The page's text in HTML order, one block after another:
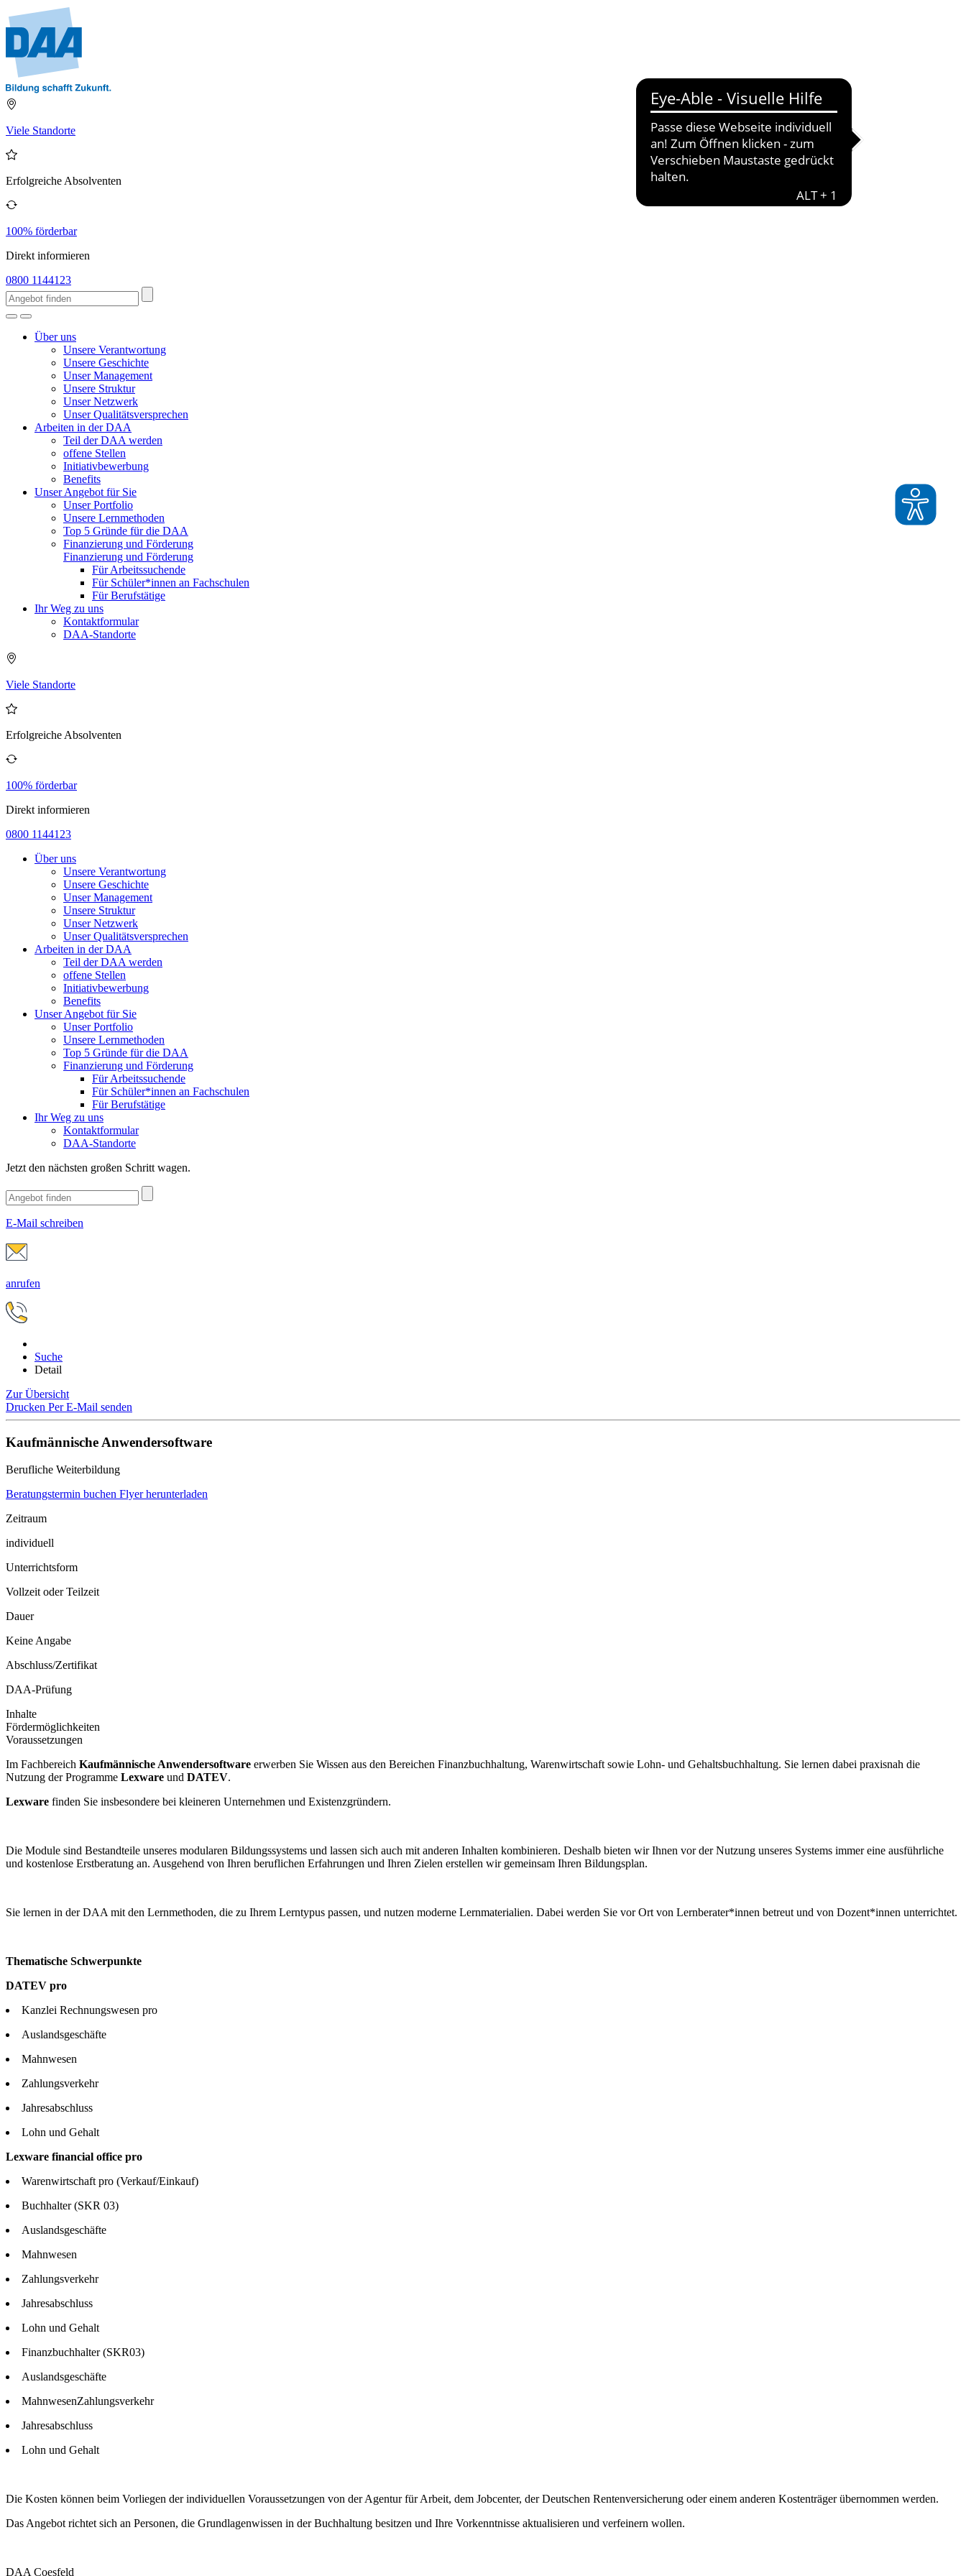
Viele Standorte
Erfolgreiche Absolventen
100% förderbar
Direkt informieren
0800 1144123
Über uns
Unsere Verantwortung
Unsere Geschichte
Unser Management
Unsere Struktur
Unser Netzwerk
Unser Qualitätsversprechen
Arbeiten in der DAA
Teil der DAA werden
offene Stellen
Initiativbewerbung
Benefits
Unser Angebot für Sie
Unser Portfolio
Unsere Lernmethoden
Top 5 Gründe für die DAA
Finanzierung und Förderung
Finanzierung und Förderung
Für Arbeitssuchende
Für Schüler*innen an Fachschulen
Für Berufstätige
Ihr Weg zu uns
Kontaktformular
DAA-Standorte
Viele Standorte
Erfolgreiche Absolventen
100% förderbar
Direkt informieren
0800 1144123
Über uns
Unsere Verantwortung
Unsere Geschichte
Unser Management
Unsere Struktur
Unser Netzwerk
Unser Qualitätsversprechen
Arbeiten in der DAA
Teil der DAA werden
offene Stellen
Initiativbewerbung
Benefits
Unser Angebot für Sie
Unser Portfolio
Unsere Lernmethoden
Top 5 Gründe für die DAA
Finanzierung und Förderung
Für Arbeitssuchende
Für Schüler*innen an Fachschulen
Für Berufstätige
Ihr Weg zu uns
Kontaktformular
DAA-Standorte
Jetzt den nächsten großen Schritt wagen.
E-Mail schreiben
anrufen
Suche
Detail
Zur Übersicht
Drucken Per E-Mail senden
Kaufmännische Anwendersoftware
Berufliche Weiterbildung
Beratungstermin buchen Flyer herunterladen
Zeitraum
individuell
Unterrichtsform
Vollzeit oder Teilzeit
Dauer
Keine Angabe
Abschluss/Zertifikat
DAA-Prüfung
Inhalte
Fördermöglichkeiten
Voraussetzungen
Im Fachbereich Kaufmännische Anwendersoftware erwerben Sie Wissen aus den Bereichen Finanzbuchhaltung, Warenwirtschaft sowie Lohn- und Gehaltsbuchhaltung. Sie lernen dabei praxisnah die
Nutzung der Programme Lexware und DATEV.
Lexware finden Sie insbesondere bei kleineren Unternehmen und Existenzgründern.
Die Module sind Bestandteile unseres modularen Bildungssystems und lassen sich auch mit anderen Inhalten kombinieren. Deshalb bieten wir Ihnen vor der Nutzung unseres Systems immer eine ausführliche
und kostenlose Erstberatung an. Ausgehend von Ihren beruflichen Erfahrungen und Ihren Zielen erstellen wir gemeinsam Ihren Bildungsplan.
Sie lernen in der DAA mit den Lernmethoden, die zu Ihrem Lerntypus passen, und nutzen moderne Lernmaterialien. Dabei werden Sie vor Ort von Lernberater*innen betreut und von Dozent*innen unterrichtet.
Thematische Schwerpunkte
DATEV pro
Kanzlei Rechnungswesen pro
Auslandsgeschäfte
Mahnwesen
Zahlungsverkehr
Jahresabschluss
Lohn und Gehalt
Lexware financial office pro
Warenwirtschaft pro (Verkauf/Einkauf)
Buchhalter (SKR 03)
Auslandsgeschäfte
Mahnwesen
Zahlungsverkehr
Jahresabschluss
Lohn und Gehalt
Finanzbuchhalter (SKR03)
Auslandsgeschäfte
MahnwesenZahlungsverkehr
Jahresabschluss
Lohn und Gehalt
Die Kosten können beim Vorliegen der individuellen Voraussetzungen von der Agentur für Arbeit, dem Jobcenter, der Deutschen Rentenversicherung oder einem anderen Kostenträger übernommen werden.
Das Angebot richtet sich an Personen, die Grundlagenwissen in der Buchhaltung besitzen und Ihre Vorkenntnisse aktualisieren und verfeinern wollen.
DAA Coesfeld